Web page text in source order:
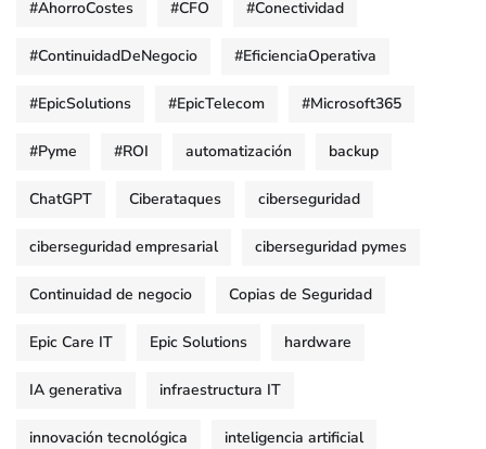
#AhorroCostes #CFO #Conectividad
#ContinuidadDeNegocio #EficienciaOperativa
#EpicSolutions #EpicTelecom #Microsoft365
#Pyme #ROI automatización backup
ChatGPT Ciberataques ciberseguridad
ciberseguridad empresarial ciberseguridad pymes
Continuidad de negocio Copias de Seguridad
Epic Care IT Epic Solutions hardware
IA generativa infraestructura IT
innovación tecnológica inteligencia artificial